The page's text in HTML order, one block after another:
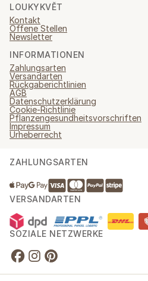
LOUKYKVĚT
Kontakt
Offene Stellen
Newsletter
INFORMATIONEN
Zahlungsarten
Versandarten
Rückgaberichtlinien
AGB
Datenschutzerklärung
Cookie-Richtlinie
Pflanzengesundheitsvorschriften
Impressum
Urheberrecht
ZAHLUNGSARTEN
VERSANDARTEN
SOZIALE NETZWERKE